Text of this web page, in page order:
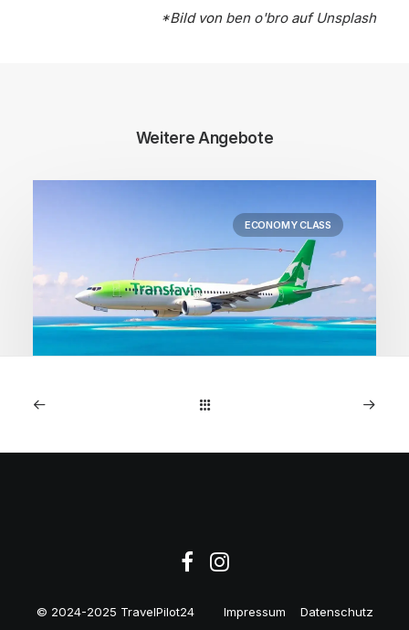
*Bild von ben o'broauf Unsplash
Weitere Angebote
ECONOMY CLASS
1. Mai 2026
© 2024-2025 TravelPilot24 Impressum Datenschutz